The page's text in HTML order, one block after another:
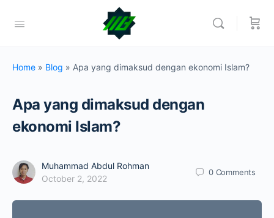
Home » Blog » Apa yang dimaksud dengan ekonomi Islam?
Apa yang dimaksud dengan
ekonomi Islam?
Muhammad Abdul Rohman
October 2, 2022
0 Comments